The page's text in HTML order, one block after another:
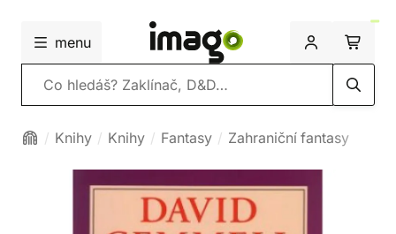
menu
Vyhledávání
Knihy Knihy Fantasy Zahraniční fantasy